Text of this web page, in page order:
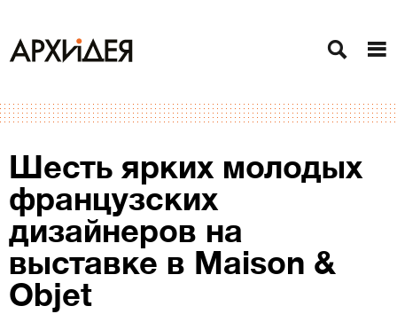
Шесть ярких молодых
французских
дизайнеров на
выставке в Maison &
Objet